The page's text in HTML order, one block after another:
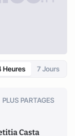
Heures 7 Jours
PLUS PARTAGES
Casta